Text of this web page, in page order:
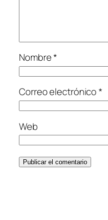
Nombre*
Correo electrónico*
Web